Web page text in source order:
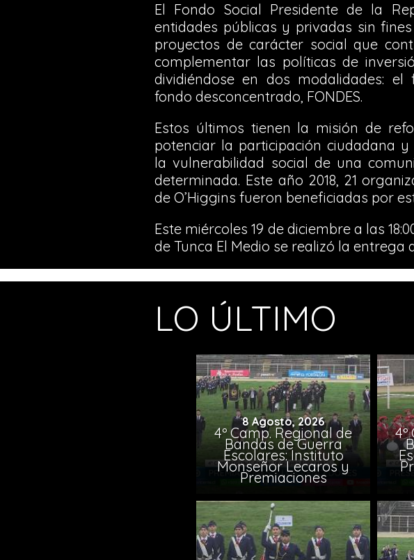
El Fondo Social Presidente de la
entidades públicas y privadas sin
proyectos de carácter social que
complementar las políticas de
dividiéndose en dos modalidades:
fondo desconcentrado, FONDES.
Estos últimos tienen la misión de
potenciar la participación ciudadana
la vulnerabilidad social de una
determinada. Este año 2018, 21
de O’Higgins fueron beneficiadas por
Este miércoles 19 de diciembre a las
de Tunca El Medio se realizó la entrega
LO ÚLTIMO
8 Agosto, 2026
4º Camp. Regional de
Bandas de Guerra
Escolares: Instituto
Monseñor Lecaros y
Premiaciones
4º